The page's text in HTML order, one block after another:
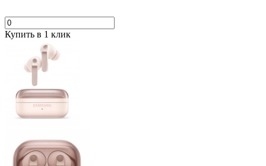
Купить в 1 клик